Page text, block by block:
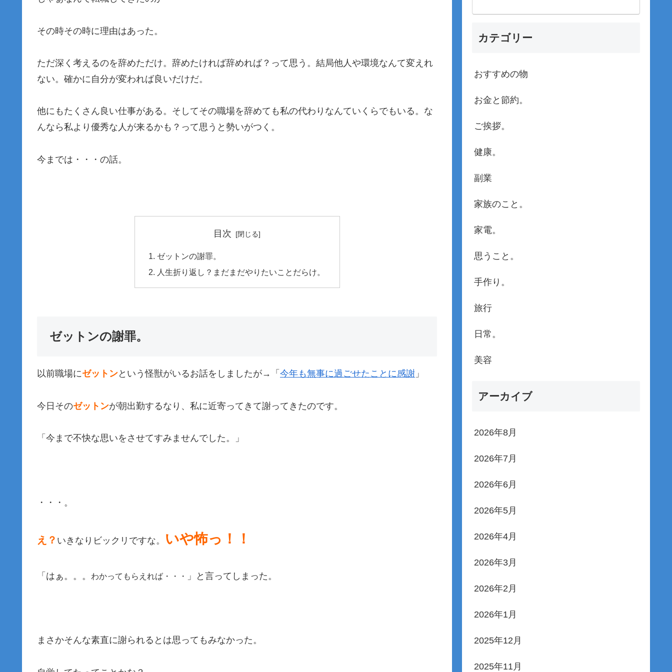
その時その時に理由はあった。
ただ深く考えるのを辞めただけ。辞めたければ辞めれば？って思う。結局他人や環境なんて変えれ
ない。確かに自分が変われば良いだけだ。
他にもたくさん良い仕事がある。そしてその職場を辞めても私の代わりなんていくらでもいる。な
んなら私より優秀な人が来るかも？って思うと勢いがつく。
今までは・・・の話。
目次
ゼットンの謝罪。
人生折り返し？まだまだやりたいことだらけ。
ゼットンの謝罪。
以前職場にゼットンという怪獣がいるお話をしましたが→「 今年も無事に過ごせたことに感謝 」
今日そのゼットンが朝出勤するなり、私に近寄ってきて謝ってきたのです。
「今まで不快な思いをさせてすみませんでした。」
・・・。
え？ いきなりビックリですな。 いや怖っ！！
「はぁ。。。 わかってもらえれば・・・ 」と言ってしまった。
まさかそんな素直に謝られるとは思ってもみなかった。
カテゴリー
おすすめの物
お金と節約。
ご挨拶。
健康。
副業
家族のこと。
家電。
思うこと。
手作り。
旅行
日常。
美容
アーカイブ
2026年8月
2026年7月
2026年6月
2026年5月
2026年4月
2026年3月
2026年2月
2026年1月
2025年12月
2025年11月